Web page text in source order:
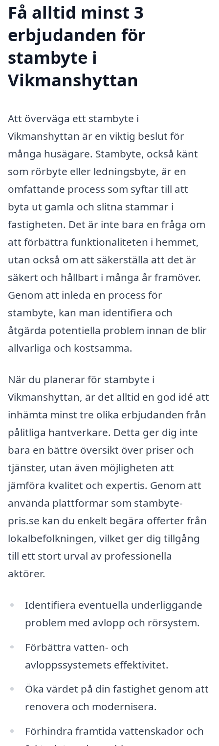
Få alltid minst 3
erbjudanden för
stambyte i
Vikmanshyttan
Att överväga ett stambyte i
Vikmanshyttan är en viktig beslut för
många husägare. Stambyte, också känt
som rörbyte eller ledningsbyte, är en
omfattande process som syftar till att
byta ut gamla och slitna stammar i
fastigheten. Det är inte bara en fråga om
att förbättra funktionaliteten i hemmet,
utan också om att säkerställa att det är
säkert och hållbart i många år framöver.
Genom att inleda en process för
stambyte, kan man identifiera och
åtgärda potentiella problem innan de blir
allvarliga och kostsamma.
När du planerar för stambyte i
Vikmanshyttan, är det alltid en god idé att
inhämta minst tre olika erbjudanden från
pålitliga hantverkare. Detta ger dig inte
bara en bättre översikt över priser och
tjänster, utan även möjligheten att
jämföra kvalitet och expertis. Genom att
använda plattformar som stambyte-
pris.se kan du enkelt begära offerter från
lokalbefolkningen, vilket ger dig tillgång
till ett stort urval av professionella
aktörer.
Identifiera eventuella underliggande
problem med avlopp och rörsystem.
Förbättra vatten- och
avloppssystemets effektivitet.
Öka värdet på din fastighet genom att
renovera och modernisera.
Förhindra framtida vattenskador och